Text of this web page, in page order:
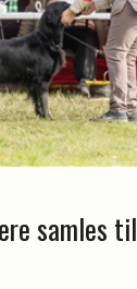
samles til